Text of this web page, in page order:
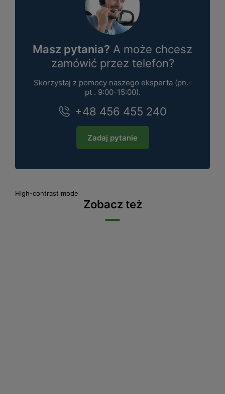
Masz pytania? A może chcesz
zamówić przez telefon?
Skorzystaj z pomocy naszego eksperta (pn.-
pt . 9:00-15:00).
+48 456 455 240
Zadaj pytanie
High-contrast mode
Zobacz też